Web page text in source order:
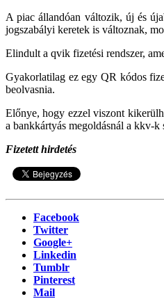
A piac állandóan változik, új és
jogszabályi keretek is változnak,
Elindult a qvik fizetési rendszer,
Gyakorlatilag ez egy QR kódos
beolvasnia.
Előnye, hogy ezzel viszont
a bankkártyás megoldásnál a kkv-k
Fizetett hirdetés
Facebook
Twitter
Google+
Linkedin
Tumblr
Pinterest
Mail